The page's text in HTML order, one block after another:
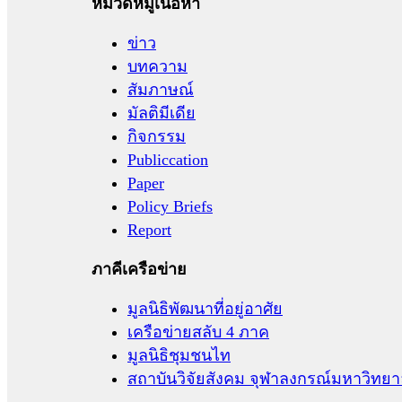
หมวดหมู่เนื้อหา
ข่าว
บทความ
สัมภาษณ์
มัลติมีเดีย
กิจกรรม
Publiccation
Paper
Policy Briefs
Report
ภาคีเครือข่าย
มูลนิธิพัฒนาที่อยู่อาศัย
เครือข่ายสลับ 4 ภาค
มูลนิธิชุมชนไท
สถาบันวิจัยสังคม จุฬาลงกรณ์มหาวิทย